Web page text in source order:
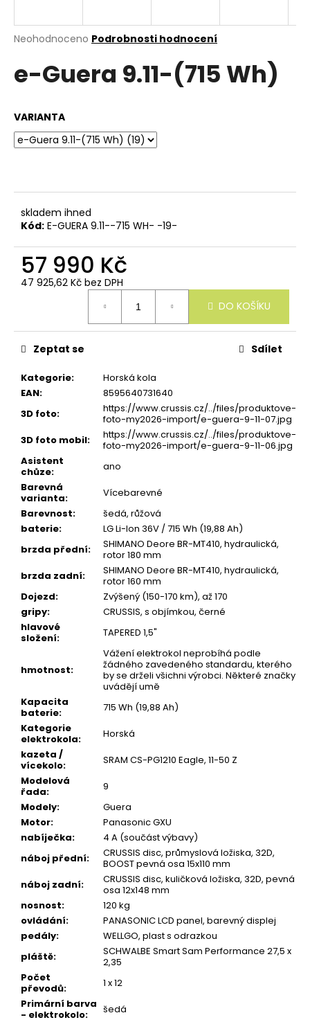
Průměrné
produktu
je
5
hvězdiček.
Neohodnoceno Podrobnosti hodnocení
e-Guera 9.11-(715 Wh)
VARIANTA
skladem ihned
Kód: E-GUERA 9.11--715 WH- -19-
57 990 Kč
47 925,62 Kč bez DPH
DO KOŠÍKU
Kategorie:
Horská kola
EAN:
8595640731640
3D foto:
https://www.crussis.cz/../files/produktove-
foto-my2026-import/e-guera-9-11-07.jpg
3D foto mobil:
https://www.crussis.cz/../files/produktove-
foto-my2026-import/e-guera-9-11-06.jpg
Asistent
chůze:
ano
Barevná
varianta:
Vícebarevné
Barevnost:
šedá, růžová
baterie:
LG Li-Ion 36V / 715 Wh (19,88 Ah)
brzda přední:
SHIMANO Deore BR-MT410, hydraulická,
rotor 180 mm
brzda zadní:
SHIMANO Deore BR-MT410, hydraulická,
rotor 160 mm
Dojezd:
Zvýšený (150-170 km), až 170
gripy:
CRUSSIS, s objímkou, černé
hlavové
složení: TAPERED 1,5"
hmotnost:
Vážení elektrokol neprobíhá podle
žádného zavedeného standardu, kterého
by se drželi všichni výrobci. Některé značky
uvádějí umě
Kapacita
baterie:
715 Wh (19,88 Ah)
Kategorie
elektrokola:
Horská
kazeta /
vícekolo:
SRAM CS-PG1210 Eagle, 11-50 Z
Modelová
řada:
9
Modely:
Guera
Motor:
Panasonic GXU
nabíječka:
4 A (součást výbavy)
náboj přední:
CRUSSIS disc, průmyslová ložiska, 32D,
BOOST pevná osa 15x110 mm
náboj zadní:
CRUSSIS disc, kuličková ložiska, 32D, pevná
osa 12x148 mm
nosnost:
120 kg
ovládání:
PANASONIC LCD panel, barevný displej
pedály:
WELLGO, plast s odrazkou
pláště:
SCHWALBE Smart Sam Performance 27,5 x
2,35
Počet
převodů:
1 x 12
Primární barva
- elektrokolo:
šedá
Zeptat se Sdílet
n
a
í
?
HLEDAT
D
o
m